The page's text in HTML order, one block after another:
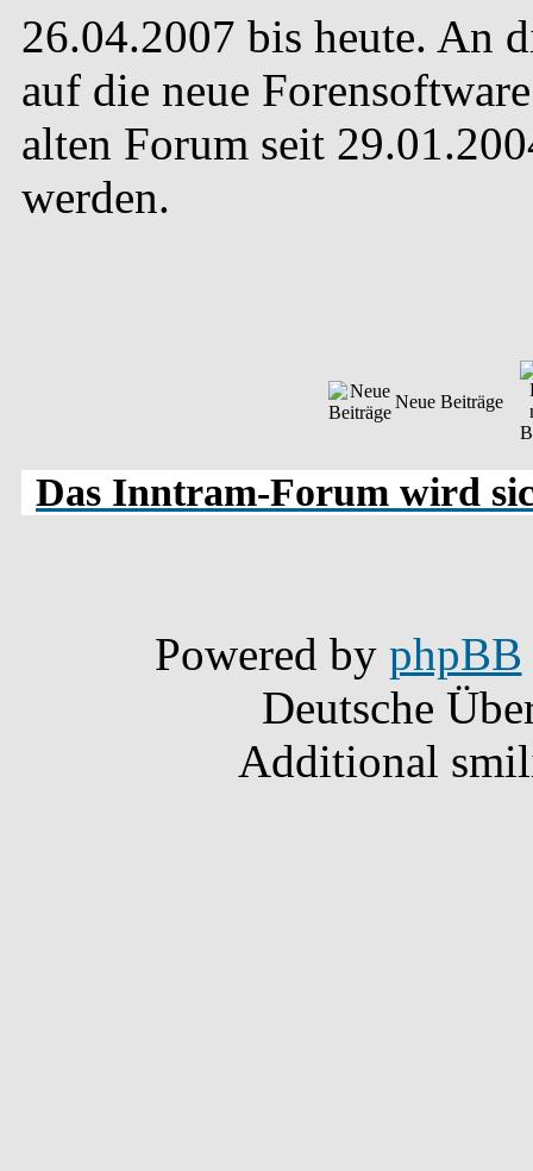
26.04.2007 bis heute. An
auf die neue
alten Forum seit
werden.
Neue Beiträge
Das Inntram-Forum wird
Powered by phpBB
Deutsche
Additional